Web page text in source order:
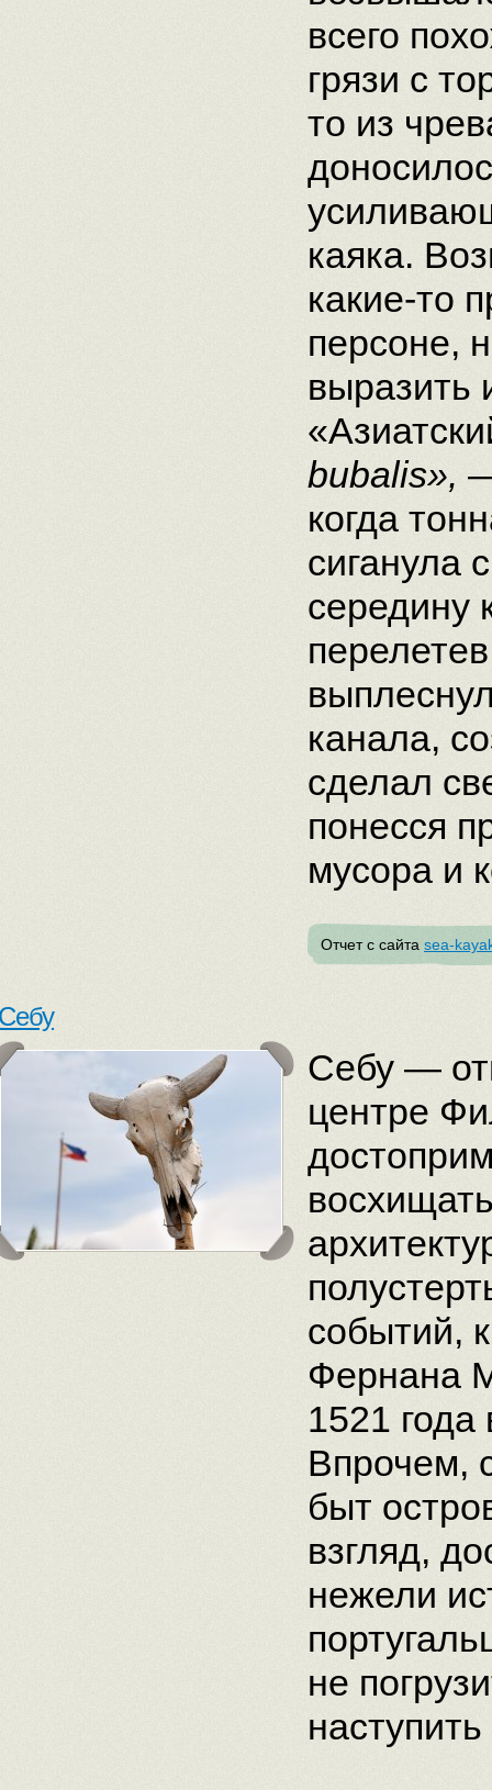
всего
грязи с
то из
каяка.
какие-то
персоне,
выразить
bubalis»,
когда
сиганула
середину
канала,
сделал
понесся
мусора и
Отчет с сайта sea-
Себу —
центре
событий,
Фернана
1521 года
Впрочем,
быт
взгляд,
нежели
не